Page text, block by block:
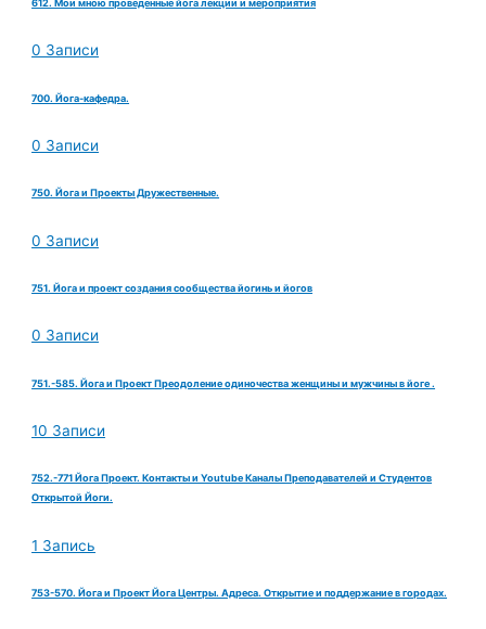
612. Мои мною проведенные йога лекции и мероприятия
0 Записи
700. Йога-кафедра.
0 Записи
750. Йога и Проекты Дружественные.
0 Записи
751. Йога и проект создания сообщества йогинь и йогов
0 Записи
751.-585. Йога и Проект Преодоление одиночества женщины и мужчины в йоге .
10 Записи
752.-771 Йога Проект. Контакты и Youtube Каналы Преподавателей и Студентов
Открытой Йоги.
1 Запись
753-570. Йога и Проект Йога Центры. Адреса. Открытие и поддержание в городах.